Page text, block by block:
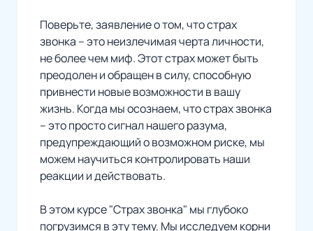
Поверьте, заявление о том, что страх
звонка – это неизлечимая черта личности,
не более чем миф. Этот страх может быть
преодолен и обращен в силу, способную
привнести новые возможности в вашу
жизнь. Когда мы осознаем, что страх звонка
– это просто сигнал нашего разума,
предупреждающий о возможном риске, мы
можем научиться контролировать наши
реакции и действовать.
В этом курсе "Страх звонка" мы глубоко
погрузимся в эту тему. Мы исследуем корни